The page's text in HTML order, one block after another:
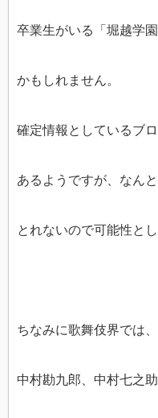
卒業生がいる「堀越学
かもしれません。
確定情報としているブ
あるようですが、なん
とれないので可能性とし
ちなみに歌舞伎界では、
中村勘九郎、中村七之助